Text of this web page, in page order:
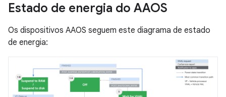
Estado de energia do AAOS
Os dispositivos AAOS seguem este diagrama de estado
de energia: